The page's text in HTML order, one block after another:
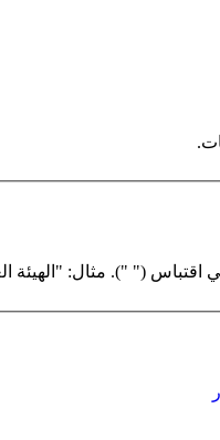
اقتباس (" "). مثال: "الهيئة